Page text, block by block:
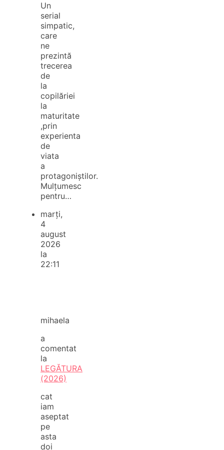
Un
serial
simpatic,
care
ne
prezintă
trecerea
de
la
copilăriei
la
maturitate
,prin
experienta
de
viata
a
protagoniștilor.
Mulțumesc
pentru…
marți,
4
august
2026
la
22:11
mihaela
a
comentat
la
LEGĂTURA
(2026)
cat
iam
aseptat
pe
asta
doi